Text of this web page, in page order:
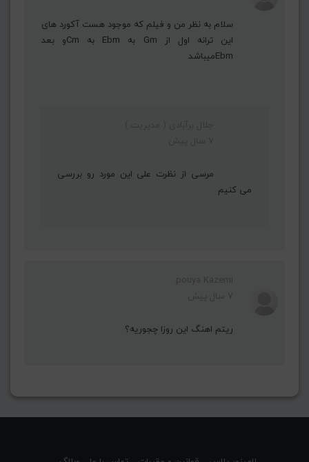
سلام به نظر من و فیلم که موجود هست آکورد های
این ترانه اول از Gm به Ebm به Cmو بعد
Ebmمیباشد
مرسی از نظرت علی این مورد رو بررسی
می کنیم
ریتم اهنگ این روزا چجوریه؟